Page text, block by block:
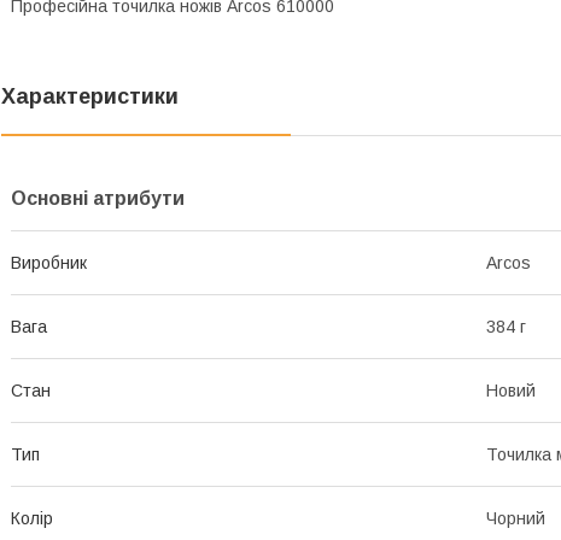
Професійна точилка ножів Arcos 610000
Характеристики
Основні атрибути
Виробник Arcos
Вага 384 г
Стан Новий
Тип Точилка
Колір Чорний